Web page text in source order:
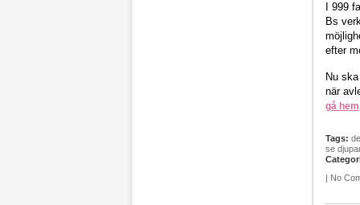
I 999
Bs
efter
Nu
när
gå
Tags:
se
| No